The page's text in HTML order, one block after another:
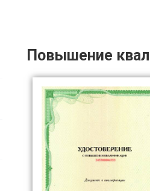
Повышение